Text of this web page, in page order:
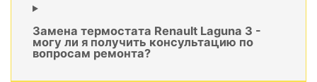
Замена термостата Renault Laguna 3 -
могу ли я получить консультацию по
вопросам ремонта?